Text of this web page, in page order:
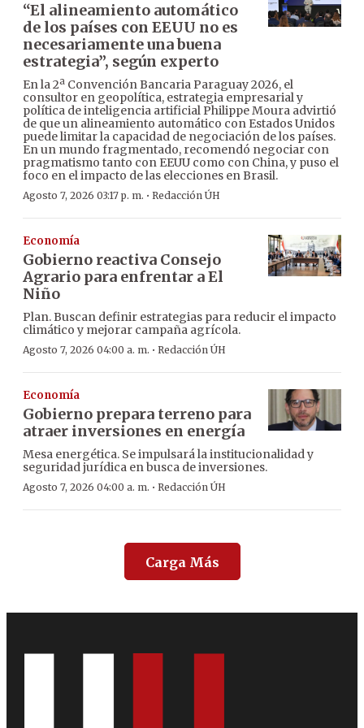
“El alineamiento automático
de los países con EEUU no es
necesariamente una buena
estrategia”, según experto
En la 2ª Convención Bancaria Paraguay 2026, el
consultor en geopolítica, estrategia empresarial y
política de inteligencia artificial Philippe Moura advirtió
de que un alineamiento automático con Estados Unidos
puede limitar la capacidad de negociación de los países.
En un mundo fragmentado, recomendó negociar con
pragmatismo tanto con EEUU como con China, y puso el
foco en el impacto de las elecciones en Brasil.
Agosto 7, 2026 03:17 p. m. · Redacción ÚH
Economía
Gobierno reactiva Consejo
Agrario para enfrentar a El
Niño
Plan. Buscan definir estrategias para reducir el impacto
climático y mejorar campaña agrícola.
Agosto 7, 2026 04:00 a. m. · Redacción ÚH
Economía
Gobierno prepara terreno para
atraer inversiones en energía
Mesa energética. Se impulsará la institucionalidad y
seguridad jurídica en busca de inversiones.
Agosto 7, 2026 04:00 a. m. · Redacción ÚH
Carga Más